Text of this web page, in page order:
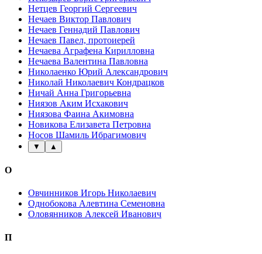
Нетцев Георгий Сергеевич
Нечаев Виктор Павлович
Нечаев Геннадий Павлович
Нечаев Павел, протоиерей
Нечаева Аграфена Кирилловна
Нечаева Валентина Павловна
Николаенко Юрий Александрович
Николай Николаевич Кондрацков
Ничай Анна Григорьевна
Ниязов Аким Исхакович
Ниязова Фаина Акимовна
Новикова Елизавета Петровна
Носов Шамиль Ибрагимович
▼ ▲
О
Овчинников Игорь Николаевич
Однобокова Алевтина Семеновна
Оловянников Алексей Иванович
П